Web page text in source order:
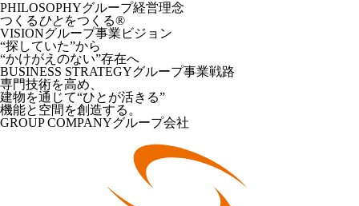
PHILOSOPHYグループ経営理念
つくるひとをつくる®︎
VISIONグループ事業ビジョン
“探していた”から
“かけがえのない”存在へ
BUSINESS STRATEGYグループ事業戦路
専門技術を高め、
建物を通じて“ひとが活きる”
機能と空間を創造する。
GROUP COMPANYグループ会社